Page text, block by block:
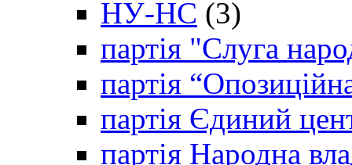
НУ-НС (3)
партія "Слуга
партія
партія Єдиний
партія Народна